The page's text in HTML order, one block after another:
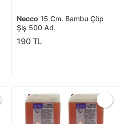
Necco 15 Cm. Bambu Çöp
Şiş 500 Ad.
190 TL